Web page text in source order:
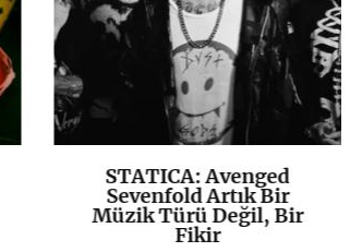
K+
STATICA: Avenged
Sevenfold Artık Bir
Müzik Türü Değil, Bir
Fikir